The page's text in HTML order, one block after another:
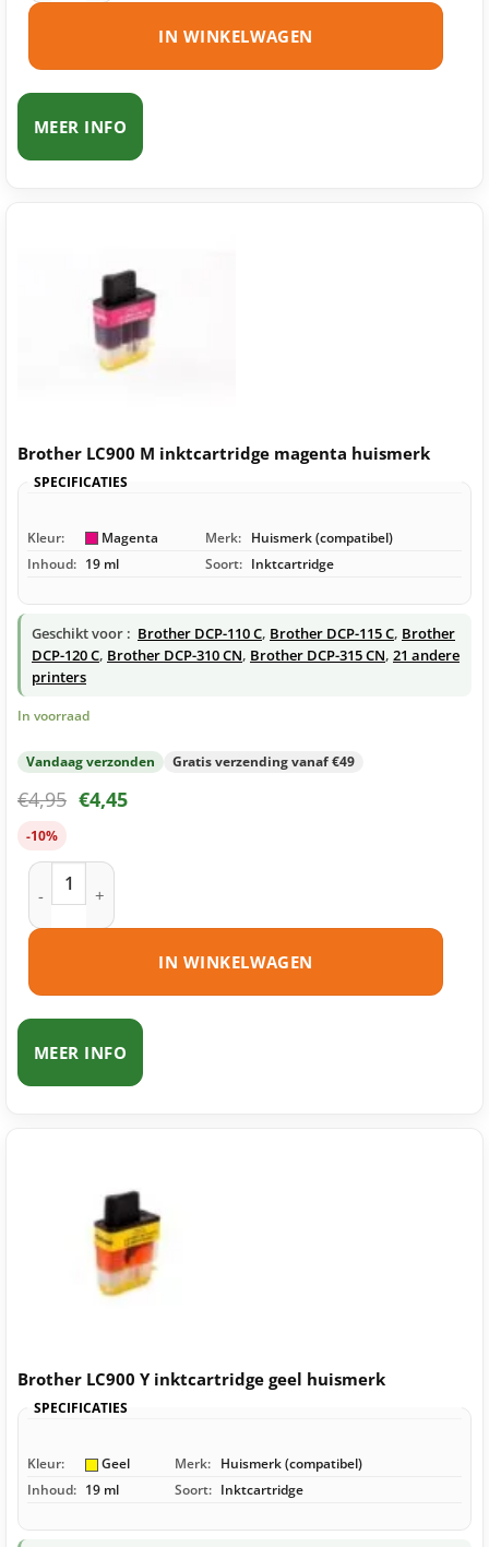
IN WINKELWAGEN
MEER INFO
Brother LC900 M inktcartridge magenta huismerk
SPECIFICATIES
Kleur: Magenta Merk: Huismerk (compatibel)
Inhoud: 19 ml Soort: Inktcartridge
Geschikt voor : Brother DCP-110 C, Brother DCP-115 C, Brother
DCP-120 C, Brother DCP-310 CN, Brother DCP-315 CN, 21 andere
printers
In voorraad
Vandaag verzonden Gratis verzending vanaf €49
€4,95 €4,45
-10%
Brother LC900 M inktcartridge magenta huismerk aantal
IN WINKELWAGEN
MEER INFO
Brother LC900 Y inktcartridge geel huismerk
SPECIFICATIES
Kleur: Geel Merk: Huismerk (compatibel)
Inhoud: 19 ml Soort: Inktcartridge